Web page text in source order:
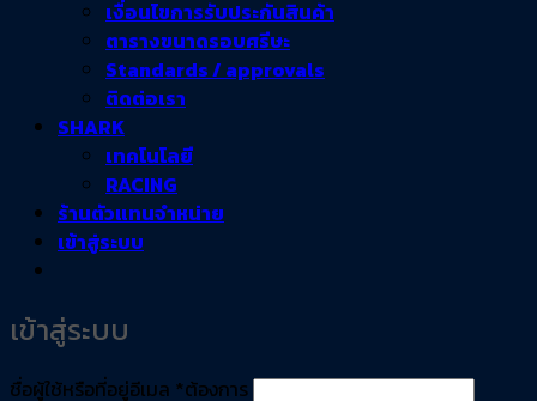
เงื่อนไขการรับประกันสินค้า
ตารางขนาดรอบศรีษะ
Standards / approvals
ติดต่อเรา
SHARK
เทคโนโลยี
RACING
ร้านตัวแทนจำหน่าย
เข้าสู่ระบบ
เข้าสู่ระบบ
ชื่อผู้ใช้หรือที่อยู่อีเมล *ต้องการ